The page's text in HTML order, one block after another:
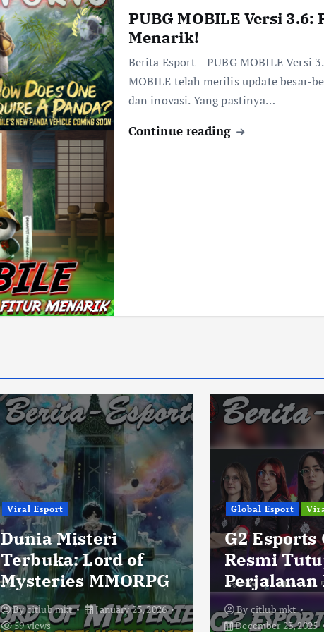
PUBG MOBILE Versi
Menarik!
Berita Esport – PUBG MOBILE Versi
MOBILE telah merilis update besar-
dan inovasi. Yang pastinya…
Continue reading
Viral Esport
Dunia Misteri
Terbuka: Lord of
Mysteries MMORPG
Bycitlub mkt
January 23, 2026
59 views
Global Esport
G2 Esports
Resmi
By citlub mkt
December 23, 2025